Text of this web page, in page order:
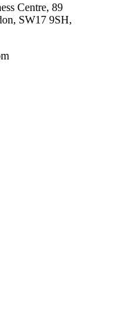
Centre, 89
SW17 9SH,